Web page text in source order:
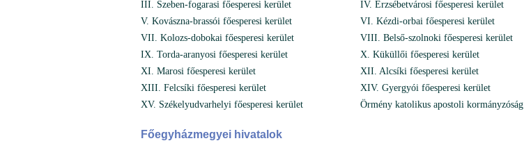
III. Szeben-fogarasi főesperesi kerület
IV. Erzsébetvárosi főesperesi kerület
V. Kovászna-brassói főesperesi kerület
VI. Kézdi-orbai főesperesi kerület
VII. Kolozs-dobokai főesperesi kerület
VIII. Belső-szolnoki főesperesi kerület
IX. Torda-aranyosi főesperesi kerület
X. Küküllői főesperesi kerület
XI. Marosi főesperesi kerület
XII. Alcsíki főesperesi kerület
XIII. Felcsíki főesperesi kerület
XIV. Gyergyói főesperesi kerület
XV. Székelyudvarhelyi főesperesi kerület
Örmény katolikus apostoli kormányzóság
Főegyházmegyei hivatalok